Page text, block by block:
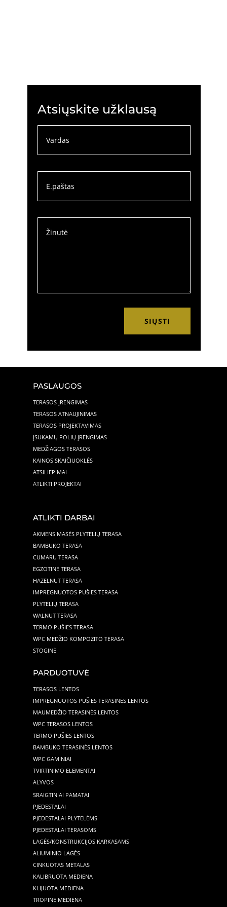
Atsiųskite užklausą
SIŲSTI
PASLAUGOS
TERASOS ĮRENGIMAS
TERASOS ATNAUJINIMAS
TERASOS PROJEKTAVIMAS
ĮSUKAMŲ POLIŲ ĮRENGIMAS
MEDŽIAGOS TERASOS
KAINOS SKAIČIUOKLĖS
ATSILIEPIMAI
ATLIKTI PROJEKTAI
ATLIKTI DARBAI
AKMENS MASĖS PLYTELIŲ TERASA
BAMBUKO TERASA
CUMARU TERASA
EGZOTINĖ TERASA
HAZELNUT TERASA
IMPREGNUOTOS PUŠIES TERASA
PLYTELIŲ TERASA
WALNUT TERASA
TERMO PUŠIES TERASA
WPC MEDŽIO KOMPOZITO TERASA
STOGINĖ
PARDUOTUVĖ
TERASOS LENTOS
IMPREGNUOTOS PUŠIES TERASINĖS LENTOS
MAUMEDŽIO TERASINĖS LENTOS
WPC TERASOS LENTOS
TERMO PUŠIES LENTOS
BAMBUKO TERASINĖS LENTOS
WPC GAMINIAI
TVIRTINIMO ELEMENTAI
ALYVOS
SRAIGTINIAI PAMATAI
PJEDESTALAI
PJEDESTALAI PLYTELĖMS
PJEDESTALAI TERASOMS
LAGĖS/KONSTRUKCIJOS KARKASAMS
ALIUMINIO LAGĖS
CINKUOTAS METALAS
KALIBRUOTA MEDIENA
KLIJUOTA MEDIENA
TROPINĖ MEDIENA